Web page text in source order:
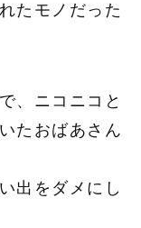
たモノだった
、ニコニコと
たおばあさん
出をダメにし